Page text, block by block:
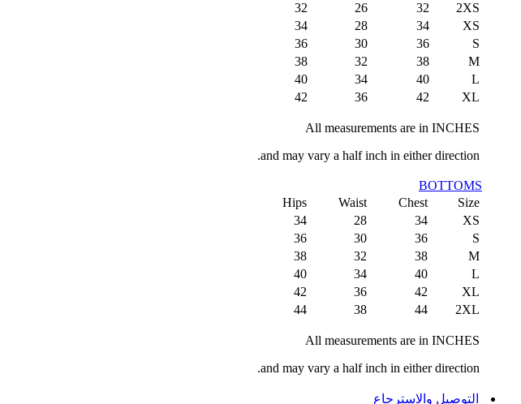
2XS
32
26
32
XS
34
28
34
S
36
30
36
M
38
32
38
L
40
34
40
XL
42
36
42
All measurements are in INCHES
and may vary a half inch in either direction.
BOTTOMS
Size
Chest
Waist
Hips
XS
34
28
34
S
36
30
36
M
38
32
38
L
40
34
40
XL
42
36
42
2XL
44
38
44
All measurements are in INCHES
and may vary a half inch in either direction.
التوصيل والاسترجاع